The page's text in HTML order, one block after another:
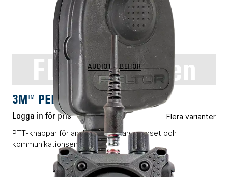
FL5000-serien
AUDIOTILLBEHÖR
3M™ PELTOR™ FL5000-serien
Logga in för pris Flera varianter
PTT-knappar för anslutning mellan headset och
kommunikationsenheter.